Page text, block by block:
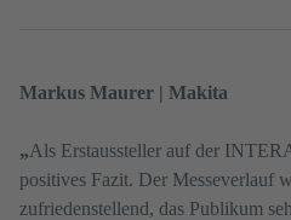
Markus Maurer | Makita
„Als Erstaussteller auf der
positives Fazit. Der Messeverlauf
zufriedenstellend, das Publikum